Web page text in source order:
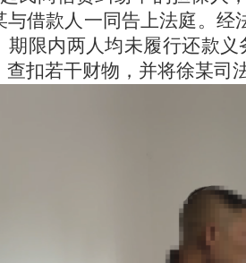
与借款人一同告上法庭。
期限内两人均未履行还款
扣若干财物，并将徐某司